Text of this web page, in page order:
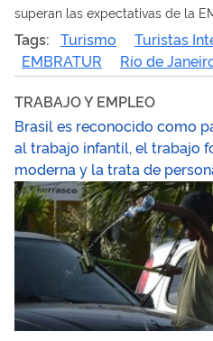
superan las expectativas de la
del año, se registraron 461.341
% más que en el mismo mes del
Tags: Turismo
Turistas
EMBRATUR
Río de
TRABAJO Y EMPLEO
Brasil es reconocido como
al trabajo infantil, el trabajo
moderna y la trata de